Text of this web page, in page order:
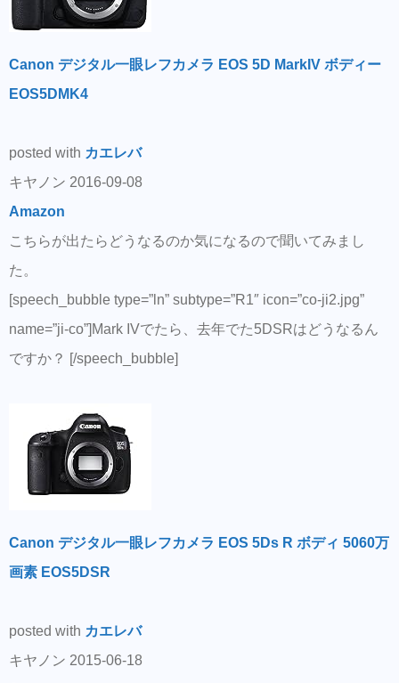
Canon デジタル一眼レフカメラ EOS 5D MarkIV ボディー
EOS5DMK4
posted with カエレバ
キヤノン 2016-09-08
Amazon
こちらが出たらどうなるのか気になるので聞いてみまし
た。
[speech_bubble type=”ln” subtype=”R1″ icon=”co-ji2.jpg”
name=”ji-co”]Mark IVでたら、去年でた5DSRはどうなるん
ですか？ [/speech_bubble]
Canon デジタル一眼レフカメラ EOS 5Ds R ボディ 5060万
画素 EOS5DSR
posted with カエレバ
キヤノン 2015-06-18